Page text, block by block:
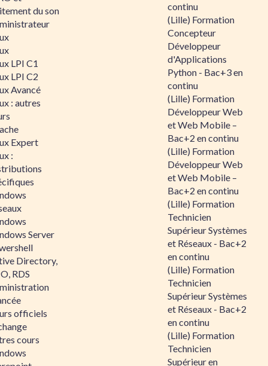
du son
LPI C1
LPI C2
Avancé
: autres
Expert
:
Server
Directory,
RDS
officiels
cours
continu
(Lille) Formation
Concepteur
Développeur
d'Applications
Python - Bac+3 en
continu
(Lille) Formation
Développeur Web
et Web Mobile –
Bac+2 en continu
(Lille) Formation
Développeur Web
et Web Mobile –
Bac+2 en continu
(Lille) Formation
Technicien
Supérieur Systèmes
et Réseaux - Bac+2
en continu
(Lille) Formation
Technicien
Supérieur Systèmes
et Réseaux - Bac+2
en continu
(Lille) Formation
Technicien
Supérieur en